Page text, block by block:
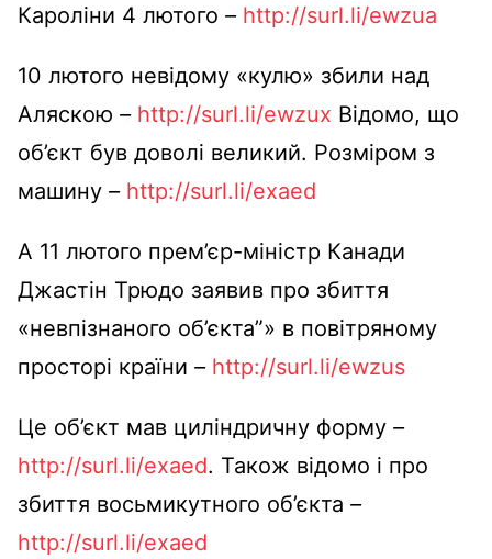
Кароліни 4 лютого –http://surl.li/ewzua
10 лютого невідому «кулю» збили над
Аляскою –http://surl.li/ewzux Відомо, що
об’єкт був доволі великий. Розміром з
машину –http://surl.li/exaed
А 11 лютого прем’єр-міністр Канади
Джастін Трюдо заявив про збиття
«невпізнаного об’єкта”» в повітряному
просторі країни –http://surl.li/ewzus
Це об’єкт мав циліндричну форму –
http://surl.li/exaed. Також відомо і про
збиття восьмикутного об’єкта –
http://surl.li/exaed